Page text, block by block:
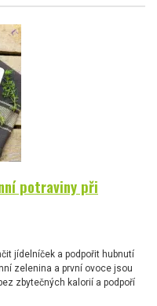
potraviny při
jídelníček a podpořit hubnutí
zelenina a první ovoce jsou
zbytečných kalorií a podpoří